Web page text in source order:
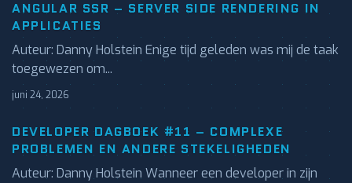
ANGULAR SSR – SERVER SIDE RENDERING IN
APPLICATIES
Auteur: Danny Holstein Enige tijd geleden was mij de taak
toegewezen om...
juni 24, 2026
DEVELOPER DAGBOEK #11 – COMPLEXE
PROBLEMEN EN ANDERE STEKELIGHEDEN
Auteur: Danny Holstein Wanneer een developer in zijn